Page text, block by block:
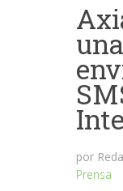
por
Prensa